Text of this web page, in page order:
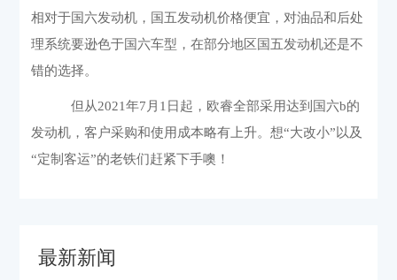
相对于国六发动机，国五发动机价格便宜，对油品和后处
理系统要逊色于国六车型，在部分地区国五发动机还是不
错的选择。
但从2021年7 月 1 日起，欧睿全部采用达到国六b的
发动机，客户采购和使用成本略有上升。想“大改小”以及
“定制客运”的老铁们赶紧下手噢！
最新新闻